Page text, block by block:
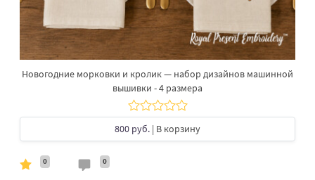
Новогодние морковки и кролик — набор дизайнов машинной
вышивки - 4 размера
800 руб. | В корзину
0 0